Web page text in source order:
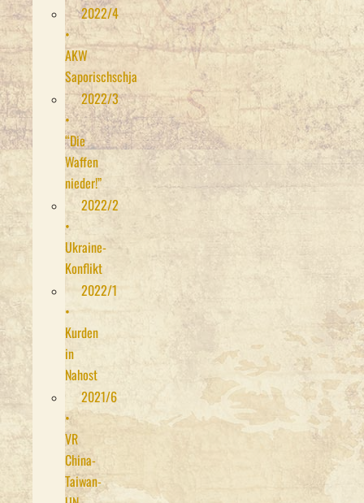
2022/4
•
AKW
Saporischschja
2022/3
•
“Die
Waffen
nieder!”
2022/2
•
Ukraine-
Konflikt
2022/1
•
Kurden
in
Nahost
2021/6
•
VR
China-
Taiwan-